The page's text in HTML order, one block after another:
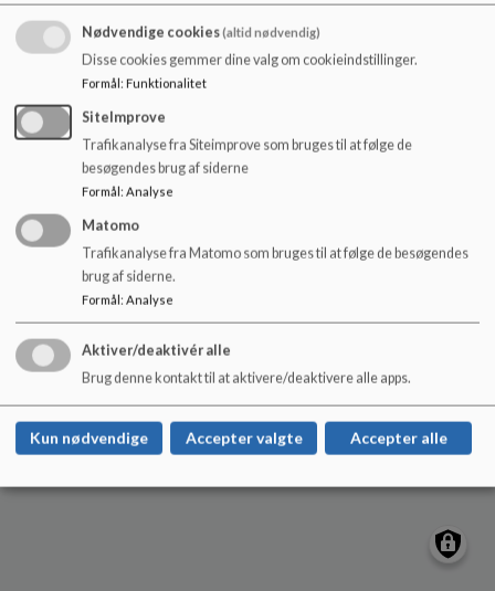
i
Værdier.pdf
Hjørring Sydøstskole
Tilgængelighedserklæring
Sitemap
Cookie politik
Nødvendige cookies(altid nødvendig)
Disse cookies gemmer dine valg om cookieindstillinger.
Formål: Funktionalitet
SiteImprove
Trafikanalyse fra Siteimprove som bruges til at følge de
besøgendes brug af siderne
Formål: Analyse
Matomo
Trafikanalyse fra Matomo som bruges til at følge de besøgendes
brug af siderne.
Formål: Analyse
Aktiver/deaktivér alle
Brug denne kontakt til at aktivere/deaktivere alle apps.
Kun nødvendige Accepter valgte Accepter alle